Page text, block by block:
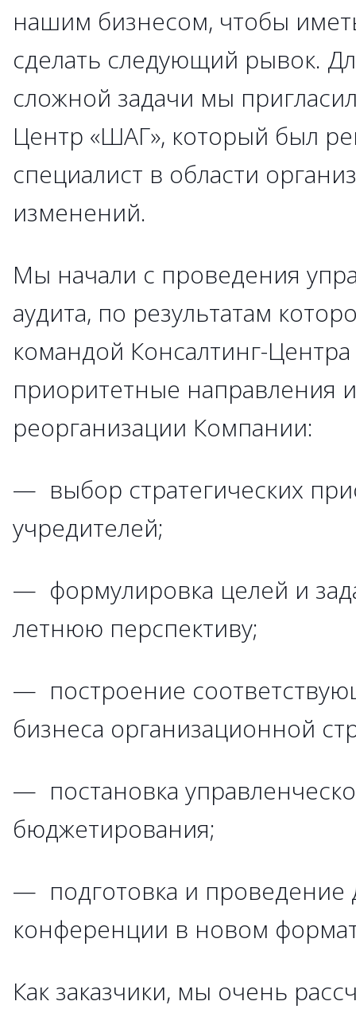
нашим бизнесом, чтобы
сделать следующий рывок.
сложной задачи мы
Центр «ШАГ», который был
специалист в области
изменений.
Мы начали с проведения
аудита, по результатам
командой Консалтинг-
приоритетные направления
реорганизации Компании:
— выбор стратегических
учредителей;
— формулировка целей и
летнюю перспективу;
— построение
бизнеса организационной
— постановка
бюджетирования;
— подготовка и проведение
конференции в новом
Как заказчики, мы очень